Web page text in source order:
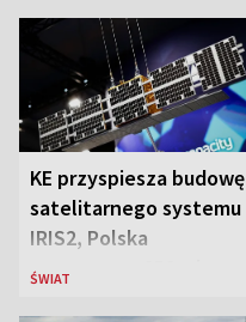
KE przyspiesza budowę
satelitarnego systemu
IRIS2, Polska
przeznaczy 656 mln
ŚWIAT